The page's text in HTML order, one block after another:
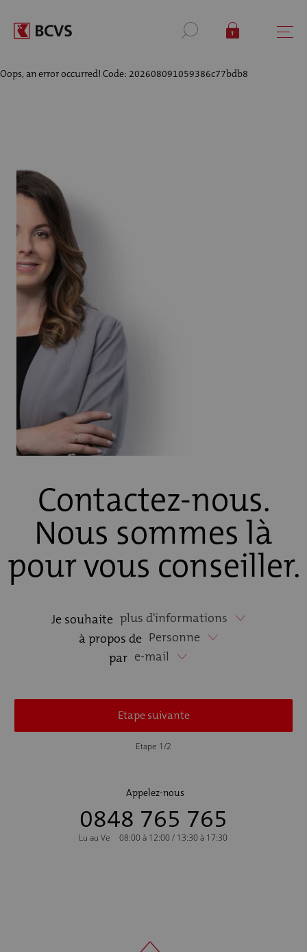
Oops, an error occurred! Code: 202608091059386c77bdb8
Contactez-nous.
Nous sommes là
pour vous conseiller.
Je souhaite plus d'informations
à propos de Personne
par e-mail
Etape suivante
Etape 1/2
Appelez-nous
0848 765 765
Lu au Ve 08:00 à 12:00 / 13:30 à 17:30